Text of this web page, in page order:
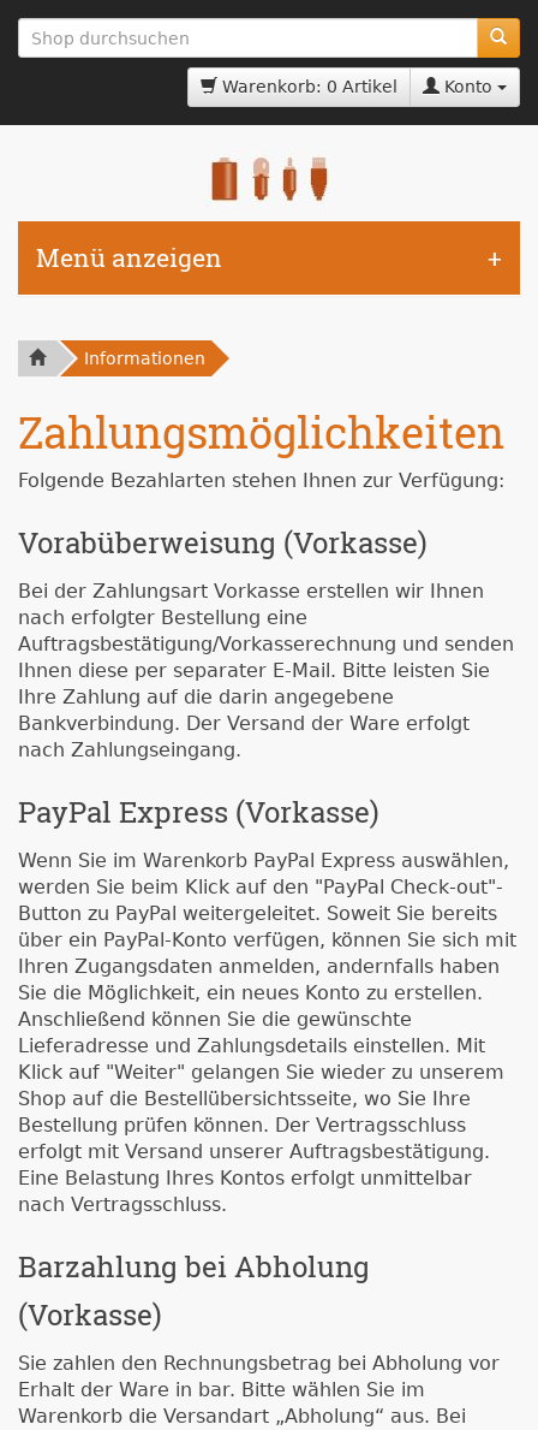
zum
Hauptinhalt
Warenkorb: 0 Artikel Konto
Menü anzeigen
Informationen
Zahlungsmöglichkeiten
Folgende Bezahlarten stehen Ihnen zur Verfügung:
Vorabüberweisung (Vorkasse)
Bei der Zahlungsart Vorkasse erstellen wir Ihnen
nach erfolgter Bestellung eine
Auftragsbestätigung/Vorkasserechnung und senden
Ihnen diese per separater E-Mail. Bitte leisten Sie
Ihre Zahlung auf die darin angegebene
Bankverbindung. Der Versand der Ware erfolgt
nach Zahlungseingang.
PayPal Express (Vorkasse)
Wenn Sie im Warenkorb PayPal Express auswählen,
werden Sie beim Klick auf den "PayPal Check-out"-
Button zu PayPal weitergeleitet. Soweit Sie bereits
über ein PayPal-Konto verfügen, können Sie sich mit
Ihren Zugangsdaten anmelden, andernfalls haben
Sie die Möglichkeit, ein neues Konto zu erstellen.
Anschließend können Sie die gewünschte
Lieferadresse und Zahlungsdetails einstellen. Mit
Klick auf "Weiter" gelangen Sie wieder zu unserem
Shop auf die Bestellübersichtsseite, wo Sie Ihre
Bestellung prüfen können. Der Vertragsschluss
erfolgt mit Versand unserer Auftragsbestätigung.
Eine Belastung Ihres Kontos erfolgt unmittelbar
nach Vertragsschluss.
Barzahlung bei Abholung
(Vorkasse)
Sie zahlen den Rechnungsbetrag bei Abholung vor
Erhalt der Ware in bar. Bitte wählen Sie im
Warenkorb die Versandart „Abholung“ aus. Bei